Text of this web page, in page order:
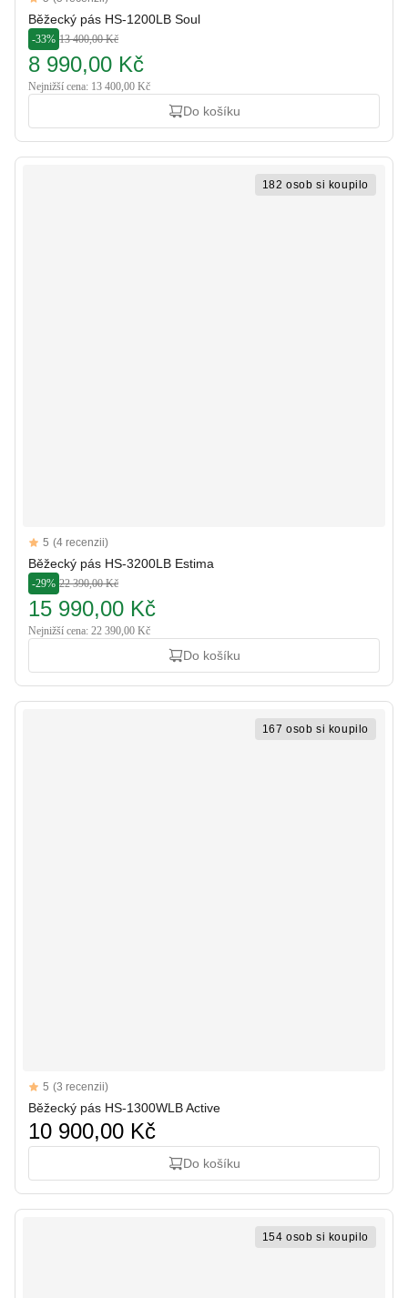
5 out of 5 stars
Běžecký pás HS-1200LB Soul
-33% 13 400,00 Kč
8 990,00 Kč
Nejnižší cena: 13 400,00 Kč
Do košíku
182 osob si koupilo
Reviews
5 out of 5 stars
5 (4 recenzii)
Běžecký pás HS-3200LB Estima
-29% 22 390,00 Kč
15 990,00 Kč
Nejnižší cena: 22 390,00 Kč
Do košíku
167 osob si koupilo
Reviews
5 out of 5 stars
5 (3 recenzii)
Běžecký pás HS-1300WLB Active
10 900,00 Kč
Do košíku
154 osob si koupilo